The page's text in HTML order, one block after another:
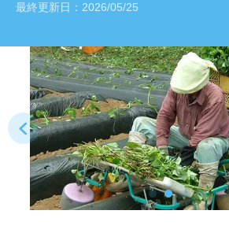
最終更新日： 2026/05/25